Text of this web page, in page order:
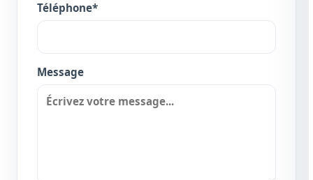
Téléphone*
Message